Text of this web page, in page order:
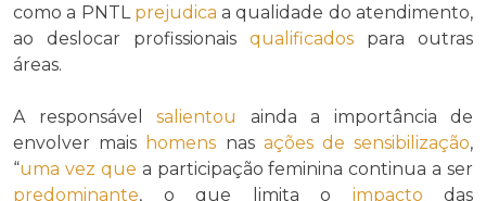
como a PNTL prejudica a qualidade do atendimento,
ao deslocar profissionais qualificados para outras
áreas.
A responsável salientou
ainda a importância de
envolver mais homens nas ações de sensibilização,
“uma vez que a participação feminina continua a ser
predominante, o que limita o impacto das